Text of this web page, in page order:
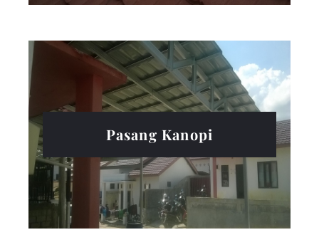
Pasang Kanopi